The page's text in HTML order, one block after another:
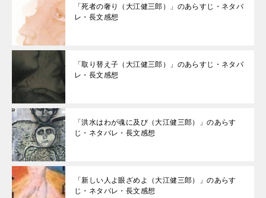
「死者の奢り（大江健三郎）」のあらすじ・ネタバ
レ・長文感想
「取り替え子（大江健三郎）」のあらすじ・ネタバ
レ・長文感想
「洪水はわが魂に及び（大江健三郎）」のあらす
じ・ネタバレ・長文感想
「新しい人よ眼ざめよ（大江健三郎）」のあらす
じ・ネタバレ・長文感想